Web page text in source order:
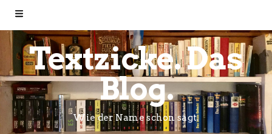
Textzicke. Das
Blog.
Wie der Name schon sagt.